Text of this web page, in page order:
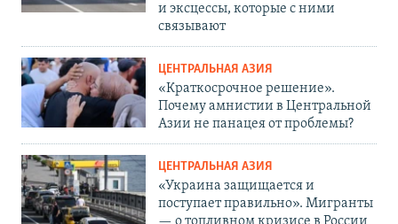
и эксцессы, которые с ними
связывают
ЦЕНТРАЛЬНАЯ АЗИЯ
«Краткосрочное решение».
Почему амнистии в Центральной
Азии не панацея от проблемы?
ЦЕНТРАЛЬНАЯ АЗИЯ
«Украина защищается и
поступает правильно». Мигранты